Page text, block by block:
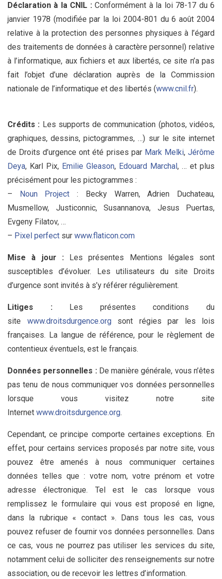
Déclaration à la CNIL : Conformément à la loi 78-17 du 6
janvier 1978 (modifiée par la loi 2004-801 du 6 août 2004
relative à la protection des personnes physiques à l’égard
des traitements de données à caractère personnel) relative
à l’informatique, aux fichiers et aux libertés, ce site n’a pas
fait l’objet d’une déclaration auprès de la Commission
nationale de l’informatique et des libertés (www.cnil.fr).
Crédits : Les supports de communication (photos, vidéos,
graphiques, dessins, pictogrammes, …) sur le site internet
de Droits d’urgence ont été prises par Mark Melki,Jérôme
Deya, Karl Pix, Emilie Gleason, Edouard Marchal, … et plus
précisément pour les pictogrammes :
– Noun Project : Becky Warren, Adrien Duchateau,
Musmellow, Justiconnic, Susannanova, Jesus Puertas,
Evgeny Filatov, …
– Pixel perfect sur www.flaticon.com
Mise à jour : Les présentes Mentions légales sont
susceptibles d’évoluer. Les utilisateurs du site Droits
d’urgence sont invités à s’y référer régulièrement.
Litiges : Les présentes conditions du
site www.droitsdurgence.orgsont régies par les lois
françaises. La langue de référence, pour le règlement de
contentieux éventuels, est le français.
Données personnelles : De manière générale, vous n’êtes
pas tenu de nous communiquer vos données personnelles
lorsque vous visitez notre site
Internet www.droitsdurgence.org.
Cependant, ce principe comporte certaines exceptions. En
effet, pour certains services proposés par notre site, vous
pouvez être amenés à nous communiquer certaines
données telles que : votre nom, votre prénom et votre
adresse électronique. Tel est le cas lorsque vous
remplissez le formulaire qui vous est proposé en ligne,
dans la rubrique « contact ». Dans tous les cas, vous
pouvez refuser de fournir vos données personnelles. Dans
ce cas, vous ne pourrez pas utiliser les services du site,
notamment celui de solliciter des renseignements sur notre
association, ou de recevoir les lettres d’information.